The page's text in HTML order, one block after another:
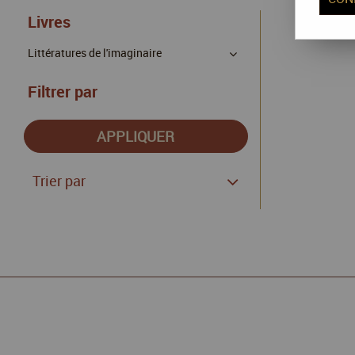
Livres
Littératures de l'imaginaire
Filtrer par
Trier par